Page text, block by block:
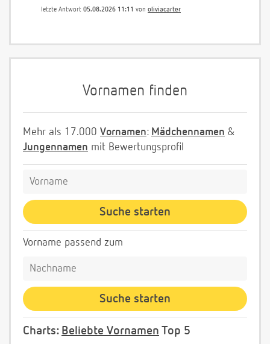
letzte Antwort 05.08.2026 11:11 von oliviacarter
Vornamen finden
Mehr als 17.000 Vornamen: Mädchennamen &
Jungennamen mit Bewertungsprofil
Vorname passend zum
Charts: Beliebte Vornamen Top 5